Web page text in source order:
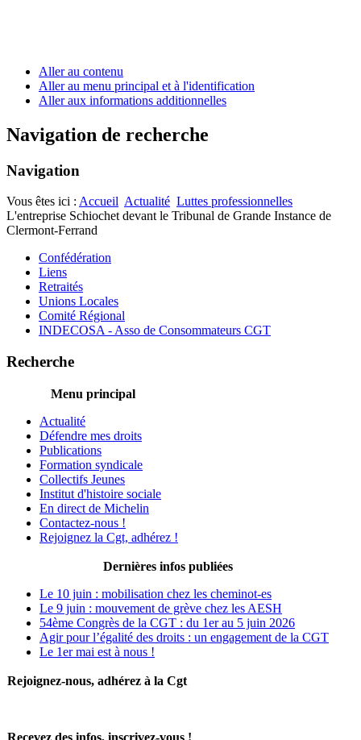
Aller au contenu
Aller au menu principal et à l'identification
Aller aux informations additionnelles
Navigation de recherche
Navigation
Vous êtes ici : Accueil Actualité Luttes professionnelles
L'entreprise Schiochet devant le Tribunal de Grande Instance de
Clermont-Ferrand
Confédération
Liens
Retraités
Unions Locales
Comité Régional
INDECOSA - Asso de Consommateurs CGT
Recherche
Menu principal
Actualité
Défendre mes droits
Publications
Formation syndicale
Collectifs Jeunes
Institut d'histoire sociale
En direct de Michelin
Contactez-nous !
Rejoignez la Cgt, adhérez !
Dernières infos publiées
Le 10 juin : mobilisation chez les cheminot-es
Le 9 juin : mouvement de grève chez les AESH
54ème Congrès de la CGT : du 1er au 5 juin 2026
Agir pour l’égalité des droits : un engagement de la CGT
Le 1er mai est à nous !
Rejoignez-nous, adhérez à la Cgt
Recevez des infos, inscrivez-vous !